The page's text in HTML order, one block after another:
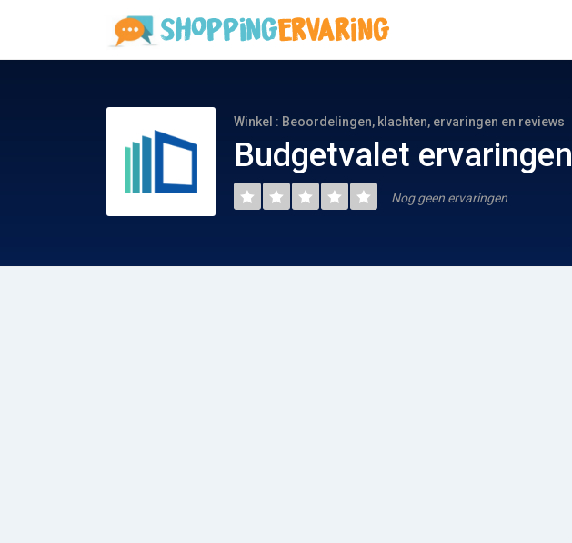
Winkel : Beoordelingen, klachten, ervaringen en reviews
Budgetvalet ervaringen
Nog geen ervaringen